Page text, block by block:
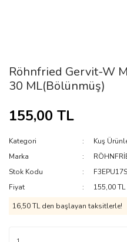
Röhnfried Gervit-W
30 ML(Bölünmüş)
155,00 TL
Kategori Kuş
Marka
Stok Kodu
Fiyat
155,00 TL
16,50 TL den başlayan taksitlerle!